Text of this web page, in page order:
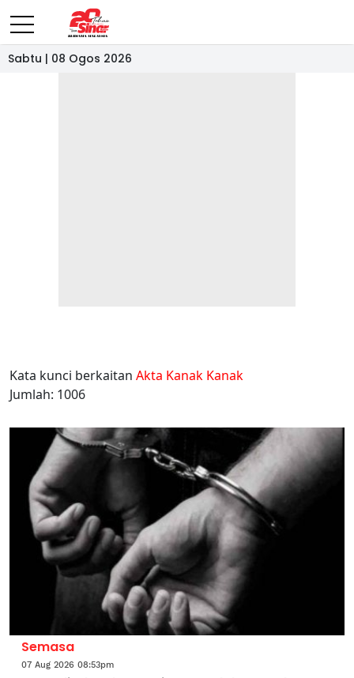
Sabtu | 08 Ogos 2026
Kata kunci berkaitan Akta Kanak Kanak
Jumlah: 1006
Semasa
07 Aug 2026 08:53pm